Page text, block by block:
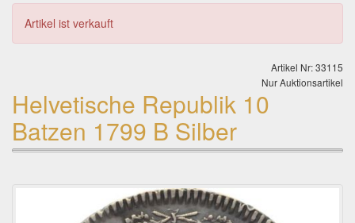
Artikel ist verkauft
Artikel Nr: 33115
Nur Auktionsartikel
Helvetische Republik 10
Batzen 1799 B Silber